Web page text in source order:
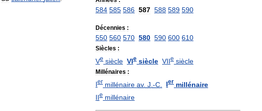
584 585 586 587 588 589 590
Décennies :
550 560 570 580 590 600 610
Siècles :
Ve siècle VIe siècle VIIe siècle
Millénaires :
Ier millénaire av. J ‑C Ier millénaire
IIe millénaire